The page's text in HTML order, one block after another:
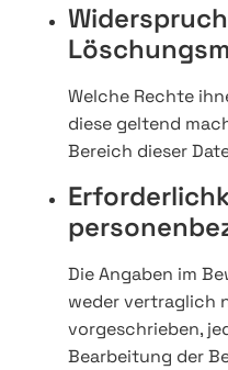
Welche Rechte
diese geltend
Bereich dieser
Die Angaben im
weder vertraglich
vorgeschrieben,
Bearbeitung der